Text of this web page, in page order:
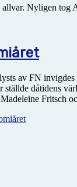
Nyligen tog
av FN
ställde dåtidens
Fritsch